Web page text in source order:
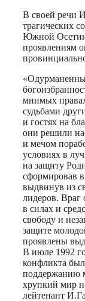
В своей речи
трагических
Южной Осетии
проявлениям
мнимых
судьбами
и гостях на
они решили
и мечом
условиях в
на защиту
сформировав
выдвинув из
лидеров. Враг
в силах и
свободу и
защите
проявлены
В июле 1992
конфликта
поддержанию
хрупкий мир
лейтенант